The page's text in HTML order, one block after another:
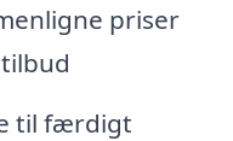
priser
til færdigt